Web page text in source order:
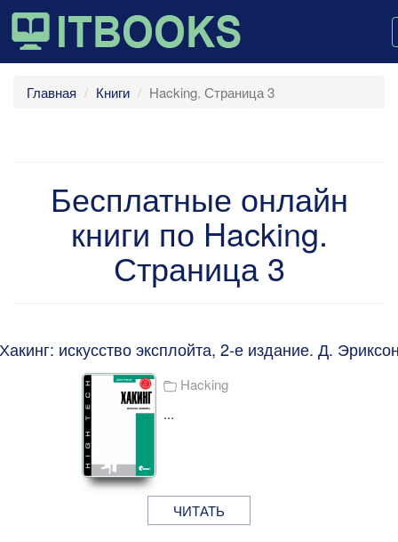
Главная Книги Hacking. Страница 3
Бесплатные онлайн
книги по Hacking.
Страница 3
искусство эксплойта, 2-е издание. Д.
Hacking
...
ЧИТАТЬ